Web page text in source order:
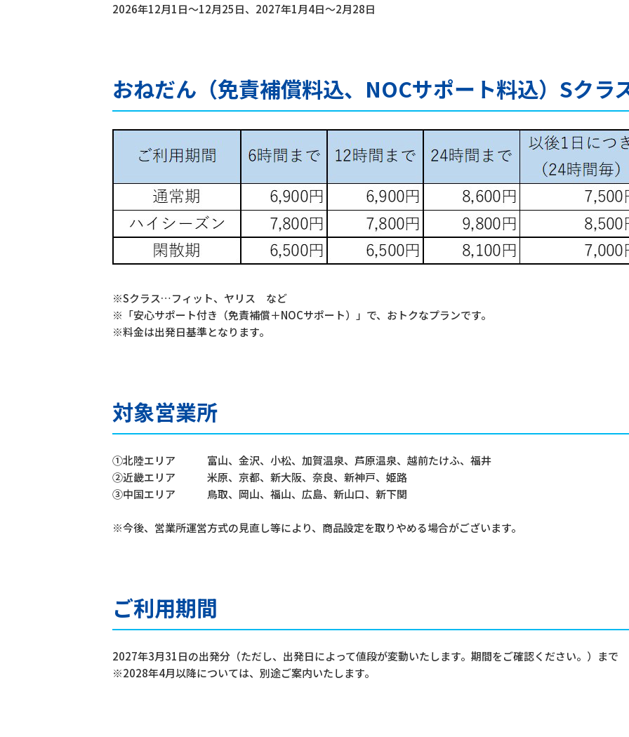
2026年12月1日～12月25日、2027年1月4日～2月28日
おねだん（免責補償料込、NOCサポート料込）Sクラ
※Sクラス…フィット、ヤリス など
※「安心サポート付き（免責補償＋NOCサポート）」で、おトクなプランです。
※料金は出発日基準となります。
対象営業所
①北陸エリア 富山、金沢、小松、加賀温泉、芦原温泉、越前たけふ、福井
②近畿エリア 米原、京都、新大阪、奈良、新神戸、姫路
③中国エリア 鳥取、岡山、福山、広島、新山口、新下関
※今後、営業所運営方式の見直し等により、商品設定を取りやめる場合がございます。
ご利用期間
2027年3月31日の出発分（ただし、出発日によって値段が変動いたします。期間をご確認ください。）まで
※2028年4月以降については、別途ご案内いたします。